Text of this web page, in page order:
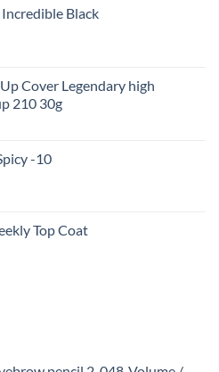
Black
Cover Legendary high
210 30g
-10
Top Coat